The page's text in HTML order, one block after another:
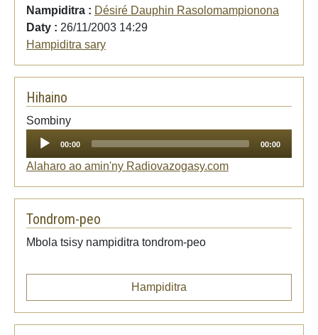
Nampiditra : Désiré Dauphin Rasolomampionona
Daty : 26/11/2003 14:29
Hampiditra sary
Hihaino
SombinyAudio
00:00 00:00
Alaharo ao amin'ny Radiovazogasy.com
Tondrom-peo
Mbola tsisy nampiditra tondrom-peo
Hampiditra